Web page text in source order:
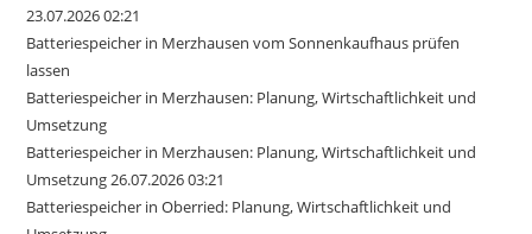
23.07.2026 02:21
Batteriespeicher in Merzhausen vom Sonnenkaufhaus prüfen
lassen
Batteriespeicher in Merzhausen: Planung, Wirtschaftlichkeit und
Umsetzung
Batteriespeicher in Merzhausen: Planung, Wirtschaftlichkeit und
Umsetzung 26.07.2026 03:21
Batteriespeicher in Oberried: Planung, Wirtschaftlichkeit und